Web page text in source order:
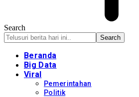
Search
Beranda
Big Data
Viral
Pemerintahan
Politik